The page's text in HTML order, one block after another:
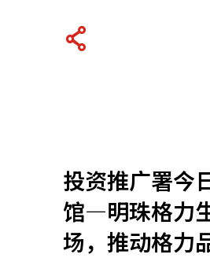
关联网站
投资推广署今
馆—明珠格力
场，推动格力